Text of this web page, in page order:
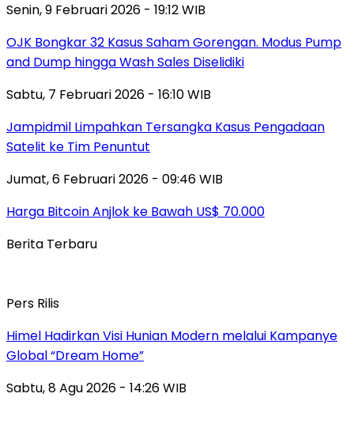
Senin, 9 Februari 2026 - 19:12 WIB
OJK Bongkar 32 Kasus Saham Gorengan. Modus Pump
and Dump hingga Wash Sales Diselidiki
Sabtu, 7 Februari 2026 - 16:10 WIB
Jampidmil Limpahkan Tersangka Kasus Pengadaan
Satelit ke Tim Penuntut
Jumat, 6 Februari 2026 - 09:46 WIB
Harga Bitcoin Anjlok ke Bawah US$ 70.000
Berita Terbaru
Pers Rilis
Himel Hadirkan Visi Hunian Modern melalui Kampanye
Global “Dream Home”
Sabtu, 8 Agu 2026 - 14:26 WIB